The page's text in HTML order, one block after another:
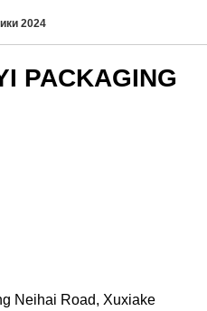
2024
PACKAGING
Neihai Road, Xuxiake